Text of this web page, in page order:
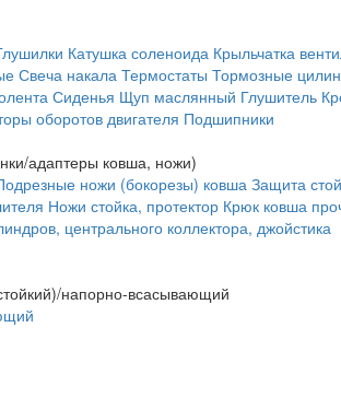
Катушка соленоида Крыльчатка
Свеча накала Термостаты Тормозные
Сиденья Щуп маслянный Глушитель
оборотов двигателя Подшипники
адаптеры ковша, ножи)
ножи (бокорезы) ковша Защита
Ножи стойка, протектор Крюк ковша
центрального коллектора, джойстика
напорно-всасывающий